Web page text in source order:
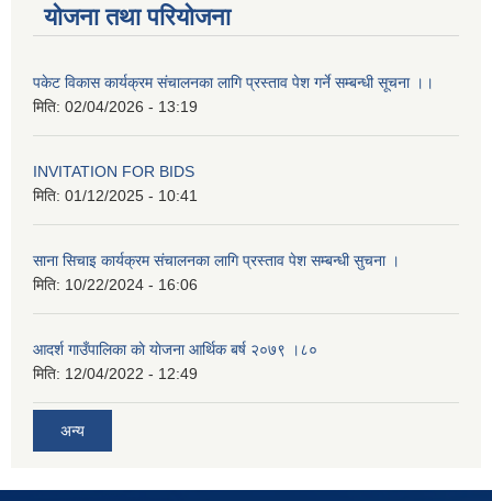
योजना तथा परियोजना
पकेट विकास कार्यक्रम संचालनका लागि प्रस्ताव पेश गर्ने सम्बन्धी सूचना ।।
मिति: 02/04/2026 - 13:19
INVITATION FOR BIDS
मिति: 01/12/2025 - 10:41
साना सिचाइ कार्यक्रम संचालनका लागि प्रस्ताव पेश सम्बन्धी सुचना ।
मिति: 10/22/2024 - 16:06
आदर्श गाउँपालिका काे याेजना आर्थिक बर्ष २०७९ ।८०
मिति: 12/04/2022 - 12:49
अन्य